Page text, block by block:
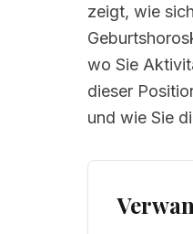
zeigt, wie
wo Sie
dieser
und wie Sie